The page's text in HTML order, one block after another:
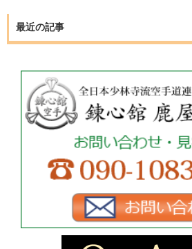
最近の記事